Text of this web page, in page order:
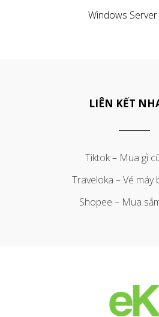
Windows
LIÊN KẾT
Tiktok – Mua gì
Traveloka – Vé máy
Shopee – Mua